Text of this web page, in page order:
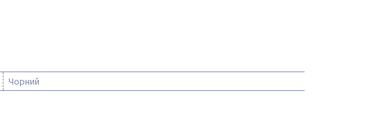
Чорний